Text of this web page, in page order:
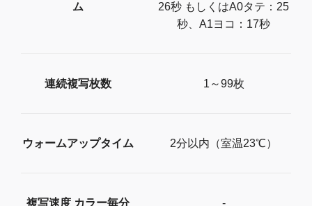
ム
26秒 もしくはA0タテ：25
秒、A1ヨコ：17秒
連続複写枚数 1～99枚
ウォームアップタイム 2分以内（室温23℃）
複写速度 カラー毎分 -